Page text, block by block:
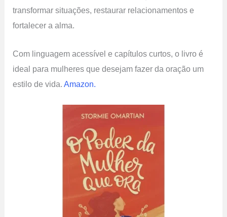
transformar situações, restaurar relacionamentos e
fortalecer a alma.
Com linguagem acessível e capítulos curtos, o livro é
ideal para mulheres que desejam fazer da oração um
estilo de vida.Amazon.